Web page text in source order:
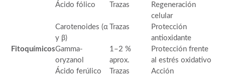
Ácido fólico
Trazas
Regeneración
celular
Carotenoides (α
y β)
Trazas
Protección
antioxidante
FitoquímicosGamma-
oryzanol
1–2 %
aprox.
Protección frente
al estrés oxidativo
Ácido ferúlico
Trazas
Acción